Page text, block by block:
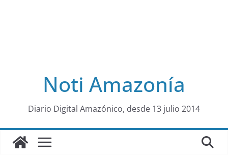
al
Noti Amazonía
Diario Digital Amazónico, desde 13 julio 2014